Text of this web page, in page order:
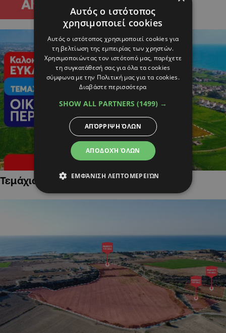
Τεμάχια Γης σε Οικιστικές Περιοχές
Αυτός ο ιστότοπος
χρησιμοποιεί cookies
Αυτός ο ιστότοπος χρησιμοποιεί cookies για
τη βελτίωση της εμπειρίας των χρηστών.
Χρησιμοποιώντας τον ιστότοπό μας, παρέχετε
τη συγκατάθεσή σας για όλα τα cookies
σύμφωνα με την Πολιτική μας για τα cookies.
Διαβάστε περισσότερα
SHOW ALL PARTNERS (1499) →
ΑΠΟΔΟΧΉ ΌΛΩΝ
ΑΠΌΡΡΙΨΗ ΌΛΩΝ
ΕΜΦΆΝΙΣΗ ΛΕΠΤΟΜΕΡΕΙΏΝ